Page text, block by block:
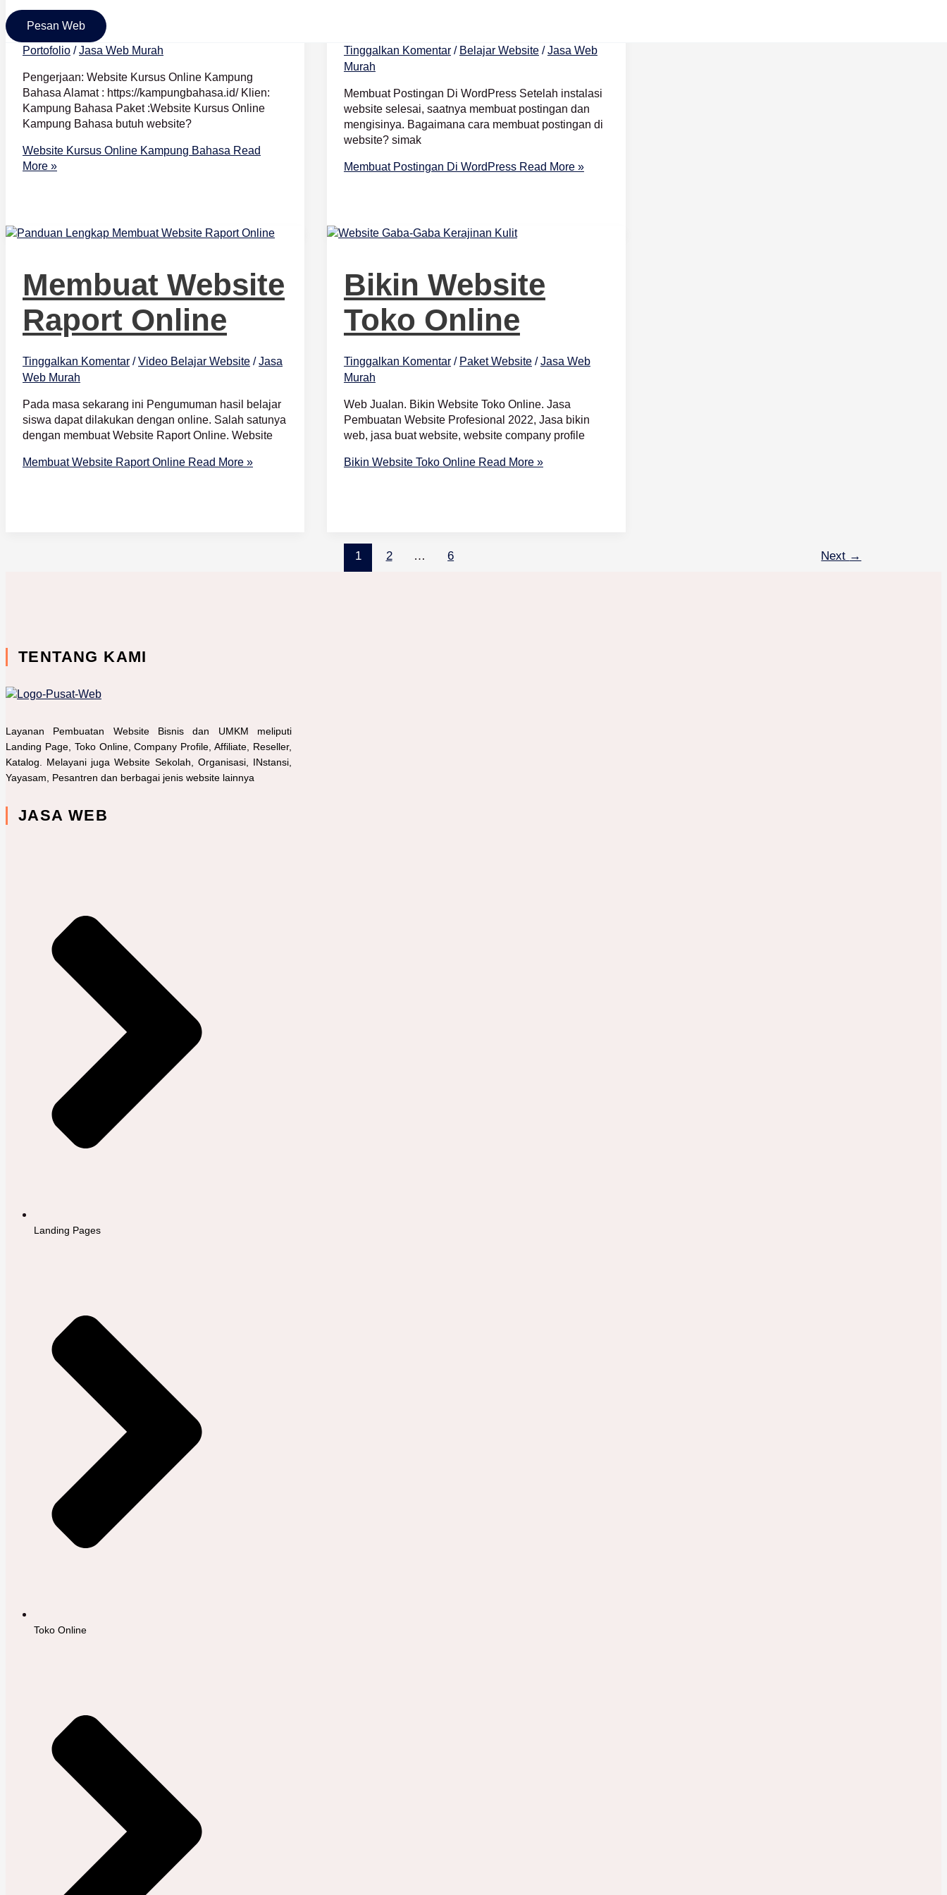
Pesan Web
Bahasa
Portofolio /Jasa Web Murah
Pengerjaan: Website Kursus Online Kampung
Bahasa Alamat : https://kampungbahasa.id/ Klien:
Kampung Bahasa Paket :Website Kursus Online
Kampung Bahasa butuh website?
Website Kursus Online Kampung Bahasa Read
More »
Tinggalkan Komentar / Belajar Website/Jasa Web
Murah
Membuat Postingan Di WordPress Setelah instalasi
website selesai, saatnya membuat postingan dan
mengisinya. Bagaimana cara membuat postingan di
website? simak
Membuat Postingan Di WordPressRead More »
Membuat Website
Raport Online
Tinggalkan Komentar /Video Belajar Website /Jasa
Web Murah
Pada masa sekarang ini Pengumuman hasil belajar
siswa dapat dilakukan dengan online. Salah satunya
dengan membuat Website Raport Online. Website
Membuat Website Raport Online Read More »
Bikin Website
Toko Online
Tinggalkan Komentar / Paket Website/Jasa Web
Murah
Web Jualan. Bikin Website Toko Online. Jasa
Pembuatan Website Profesional 2022, Jasa bikin
web, jasa buat website, website company profile
Bikin Website Toko OnlineRead More »
1 2 … 6 Next →
TENTANG KAMI
Layanan Pembuatan Website Bisnis dan UMKM meliputi
Landing Page, Toko Online, Company Profile, Affiliate, Reseller,
Katalog. Melayani juga Website Sekolah, Organisasi, INstansi,
Yayasam, Pesantren dan berbagai jenis website lainnya
JASA WEB
Landing Pages
Toko Online